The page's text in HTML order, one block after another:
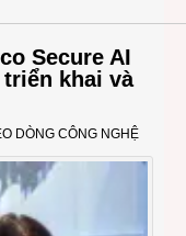
Secure AI
khai và
DÒNG CÔNG NGHỆ